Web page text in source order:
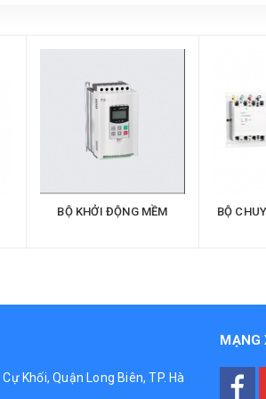
BỘ KHỞI ĐỘNG MỀM
BỘ
Khối, Quận Long Biên, TP. Hà
MẠNG